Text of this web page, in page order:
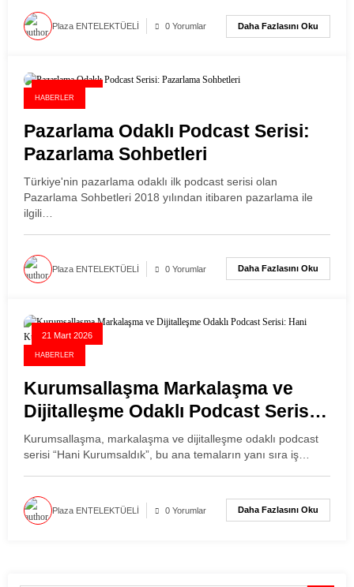
Plaza ENTELEKTÜELİ 0 Yorumlar Daha Fazlasını Oku
HABERLER
Pazarlama Odaklı Podcast Serisi:
Pazarlama Sohbetleri
Türkiye'nin pazarlama odaklı ilk podcast serisi olan
Pazarlama Sohbetleri 2018 yılından itibaren pazarlama ile
ilgili…
Plaza ENTELEKTÜELİ 0 Yorumlar Daha Fazlasını Oku
21 Mart 2026
HABERLER
Kurumsallaşma Markalaşma ve
Dijitalleşme Odaklı Podcast Serisi:
Hani Kurumsaldık
Kurumsallaşma, markalaşma ve dijitalleşme odaklı podcast
serisi “Hani Kurumsaldık”, bu ana temaların yanı sıra iş…
Plaza ENTELEKTÜELİ 0 Yorumlar Daha Fazlasını Oku